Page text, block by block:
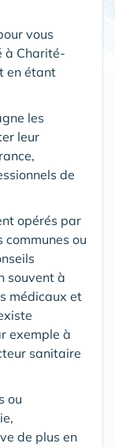
vous
à Charité-
en étant
les
leur
de
opérés par
communes ou
souvent à
médicaux et
exemple à
sanitaire
ou
de plus en